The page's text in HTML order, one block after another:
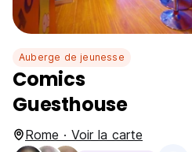
Auberge de jeunesse
Comics
Guesthouse
Rome · Voir la carte